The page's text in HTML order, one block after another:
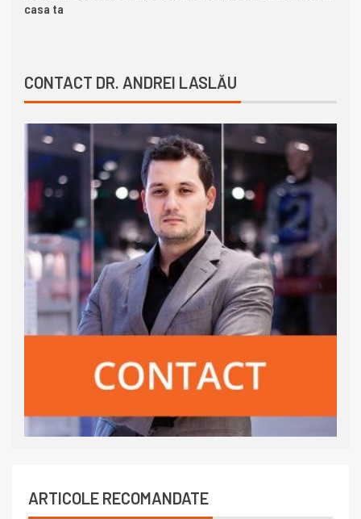
casa ta
CONTACT DR. ANDREI LASLĂU
ARTICOLE RECOMANDATE